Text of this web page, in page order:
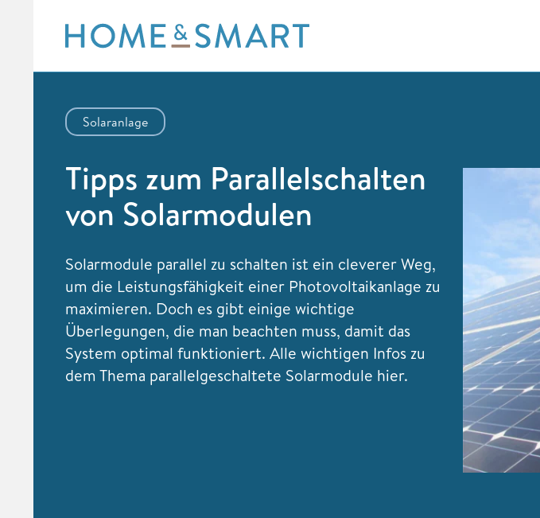
content
Solaranlage
Tipps zum Parallelschalten
von Solarmodulen
Solarmodule parallel zu schalten ist ein cleverer Weg,
um die Leistungsfähigkeit einer Photovoltaikanlage zu
maximieren. Doch es gibt einige wichtige
Überlegungen, die man beachten muss, damit das
System optimal funktioniert. Alle wichtigen Infos zu
dem Thema parallelgeschaltete Solarmodule hier.